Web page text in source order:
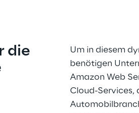
die
Um in diesem
benötigen
Amazon Web
Cloud-Services,